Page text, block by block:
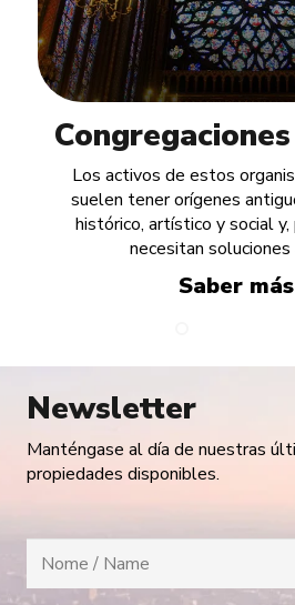
Los activos de estos
suelen tener orígenes
histórico, artístico y social
necesitan soluciones
Saber más
Newsletter
Manténgase al día de nuestras
propiedades disponibles.